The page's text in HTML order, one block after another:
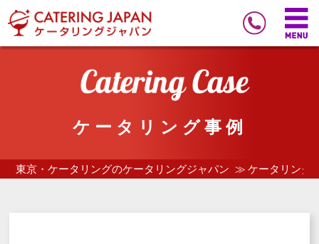
ケータリング事例
東京・ケータリングのケータリングジャパン ケータリング